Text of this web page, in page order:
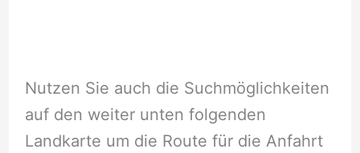
Nutzen Sie auch die Suchmöglichkeiten
auf den weiter unten folgenden
Landkarte um die Route für die Anfahrt